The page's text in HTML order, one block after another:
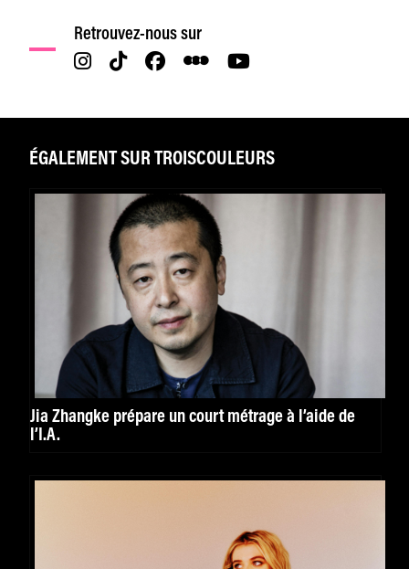
Retrouvez-nous sur
ÉGALEMENT SUR TROISCOULEURS
Jia Zhangke prépare un court métrage à l’aide de
l’I.A.